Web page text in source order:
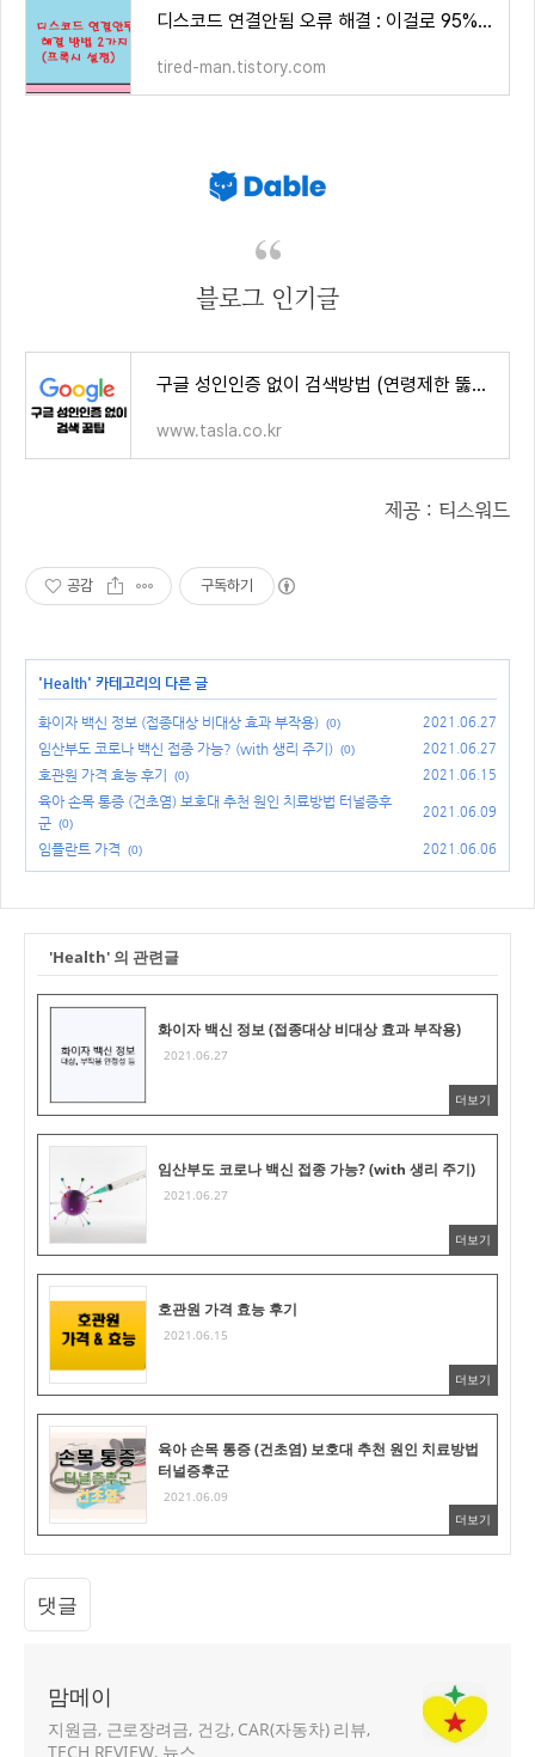
디스코드 연결안됨 오류 해결 : 이걸로 95% 해결됨
tired-man.tistory.com
블로그 인기글
구글 성인인증 없이 검색방법 (연령제한 뚫기)
www.tasla.co.kr
제공 : 티스워드
공감 구독하기
'Health' 카테고리의 다른 글
화이자 백신 정보 (접종대상 비대상 효과 부작용) (0) 2021.06.27
임산부도 코로나 백신 접종 가능? (with 생리 주기) (0) 2021.06.27
호관원 가격 효능 후기 (0) 2021.06.15
육아 손목 통증 (건초염) 보호대 추천 원인 치료방법 터널증후
군 (0)
2021.06.09
임플란트 가격 (0) 2021.06.06
'Health' 의 관련글
화이자 백신 정보 (접종대상 비대상 효과 부작용)
2021.06.27
더보기
임산부도 코로나 백신 접종 가능? (with 생리 주기)
2021.06.27
더보기
호관원 가격 효능 후기
2021.06.15
더보기
육아 손목 통증 (건초염) 보호대 추천 원인 치료방법
터널증후군
2021.06.09
더보기
댓글
맘메이
지원금, 근로장려금, 건강, CAR(자동차) 리뷰,
TECH REVIEW, 뉴스